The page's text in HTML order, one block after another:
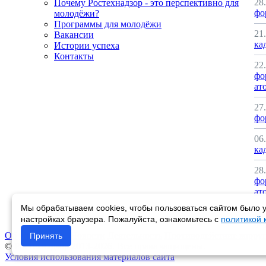
Почему Ростехнадзор - это перспективно для
молодёжи?
Программы для молодёжи
Вакансии
Истории успеха
Контакты
Об управлении
© Ростехнадзор 2013-2026. Все права защищены.
Условия использования материалов сайта
Мы обрабатываем cookies, чтобы пользоваться сайтом было
настройках браузера. Пожалуйста, ознакомьтесь с политикой
Принять